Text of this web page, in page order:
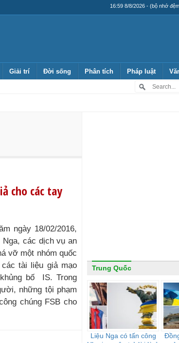
16:59 8/8/2026 - (bộ nhớ
Giải trí Đời sống Phân tích Pháp luật
cho các tay
ngày 18/02/2016,
Nga, các dịch vụ an
vỡ một nhóm quốc
tài liệu giả mạo
bố IS. Trong
những tội phạm
chúng FSB cho
Trung Quốc
Liệu Nga có tấn công